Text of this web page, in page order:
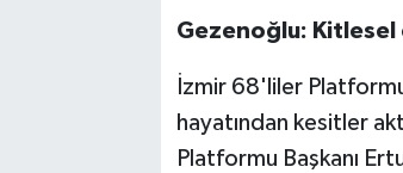
Gezenoğlu: Kitlesel
İzmir 68'liler
hayatından kesitler
Platformu Başkanı